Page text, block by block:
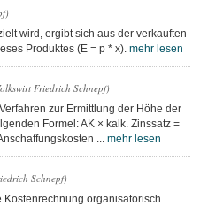
wird, ergibt sich aus der verkauften
Produktes (E = p * x). mehr lesen
Friedrich Schnepf)
zur Ermittlung der Höhe der
Formel: AK × kalk. Zinssatz =
... mehr lesen
Schnepf)
organisatorisch